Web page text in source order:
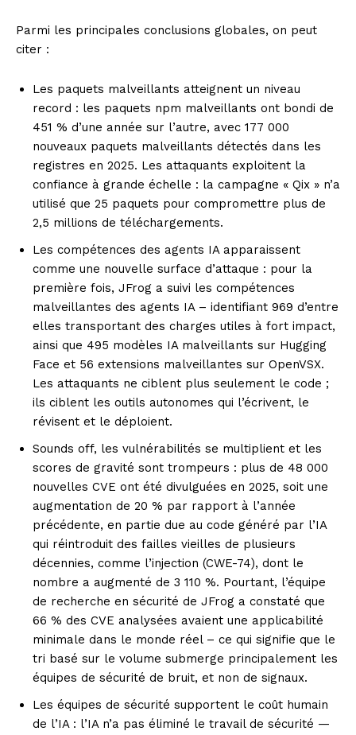
Parmi les principales conclusions globales, on peut
citer :
Les paquets malveillants atteignent un niveau
record : les paquets npm malveillants ont bondi de
451 % d’une année sur l’autre, avec 177 000
nouveaux paquets malveillants détectés dans les
registres en 2025. Les attaquants exploitent la
confiance à grande échelle : la campagne « Qix » n’a
utilisé que 25 paquets pour compromettre plus de
2,5 millions de téléchargements.
Les compétences des agents IA apparaissent
comme une nouvelle surface d’attaque : pour la
première fois, JFrog a suivi les compétences
malveillantes des agents IA – identifiant 969 d’entre
elles transportant des charges utiles à fort impact,
ainsi que 495 modèles IA malveillants sur Hugging
Face et 56 extensions malveillantes sur OpenVSX.
Les attaquants ne ciblent plus seulement le code ;
ils ciblent les outils autonomes qui l’écrivent, le
révisent et le déploient.
Sounds off, les vulnérabilités se multiplient et les
scores de gravité sont trompeurs : plus de 48 000
nouvelles CVE ont été divulguées en 2025, soit une
augmentation de 20 % par rapport à l’année
précédente, en partie due au code généré par l’IA
qui réintroduit des failles vieilles de plusieurs
décennies, comme l’injection (CWE-74), dont le
nombre a augmenté de 3 110 %. Pourtant, l’équipe
de recherche en sécurité de JFrog a constaté que
66 % des CVE analysées avaient une applicabilité
minimale dans le monde réel – ce qui signifie que le
tri basé sur le volume submerge principalement les
équipes de sécurité de bruit, et non de signaux.
Les équipes de sécurité supportent le coût humain
de l’IA : l’IA n’a pas éliminé le travail de sécurité —